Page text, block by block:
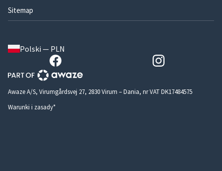
Sitemap
Polski — PLN
Awaze A/S, Virumgårdsvej 27, 2830 Virum – Dania, nr VAT DK17484575
Warunki i zasady*